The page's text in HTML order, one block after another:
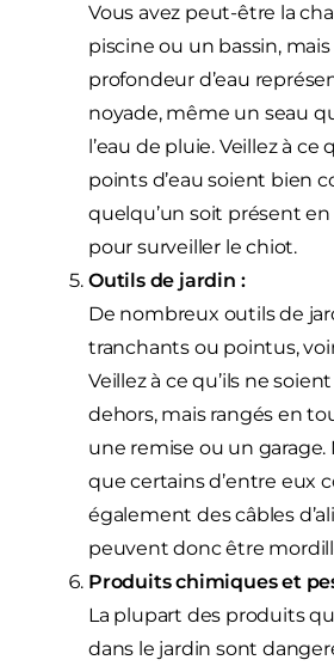
Vous avez peut-être la
piscine ou un bassin,
profondeur d’eau
noyade, même un seau
l’eau de pluie. Veillez à ce
points d’eau soient bien
quelqu’un soit présent
pour surveiller le chiot.
Outils de jardin :
De nombreux outils de
tranchants ou pointus,
Veillez à ce qu’ils ne
dehors, mais rangés en
une remise ou un garage.
que certains d’entre eux
également des câbles
peuvent donc être
Produits chimiques et
La plupart des produits
dans le jardin sont